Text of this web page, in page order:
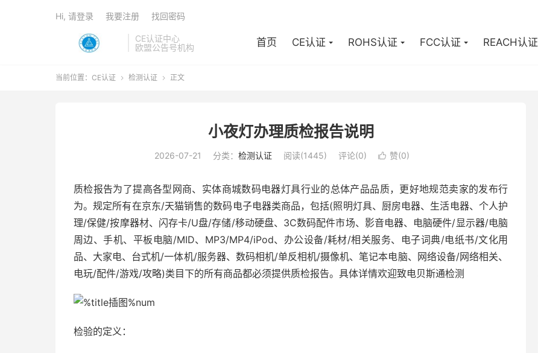
CE认证中心
欧盟公告号机构
首页 CE认证 ROHS认证 FCC认证 REACH认证
Hi, 请登录 我要注册 找回密码
当前位置： CE认证  检测认证  正文
小夜灯办理质检报告说明
2026-07-21 分类： 检测认证 阅读(1445) 评论(0)  赞(0)
质检报告为了提高各型网商、实体商城数码电器灯具行业的总体产品品质，更好地规范卖家的发布行
为。规定所有在京东/天猫销售的数码电子电器类商品，包括(照明灯具、厨房电器、生活电器、个人护
理/保健/按摩器材、闪存卡/U盘/存储/移动硬盘、3C数码配件市场、影音电器、电脑硬件/显示器/电脑
周边、手机、平板电脑/MID、MP3/MP4/iPod、办公设备/耗材/相关服务、电子词典/电纸书/文化用
品、大家电、台式机/一体机/服务器、数码相机/单反相机/摄像机、笔记本电脑、网络设备/网络相关、
电玩/配件/游戏/攻略)类目下的所有商品都必须提供质检报告。具体详情欢迎致电贝斯通检测
检验的定义：